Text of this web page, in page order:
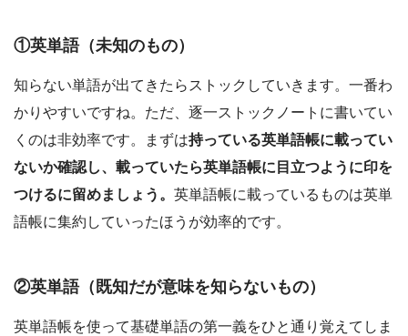
①英単語（未知のもの）
知らない単語が出てきたらストックしていきます。一番わ
かりやすいですね。ただ、逐一ストックノートに書いてい
くのは非効率です。まずは持っている英単語帳に載ってい
ないか確認し、載っていたら英単語帳に目立つように印を
つけるに留めましょう。 英単語帳に載っているものは英単
語帳に集約していったほうが効率的です。
②英単語（既知だが意味を知らないもの）
英単語帳を使って基礎単語の第一義をひと通り覚えてしま